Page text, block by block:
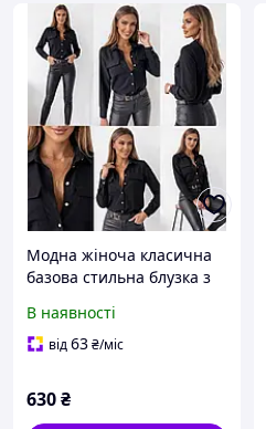
Модна жіноча класична
базова стильна блузка з
52 54-56
В наявності
від63₴/міс
630₴